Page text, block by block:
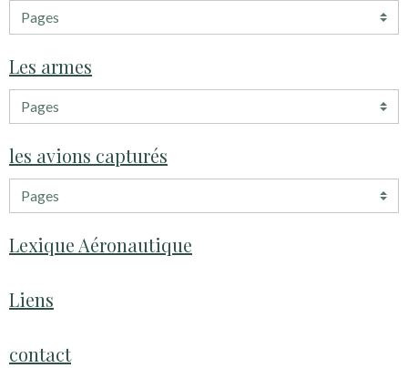
Les armes
les avions capturés
Lexique Aéronautique
Liens
contact